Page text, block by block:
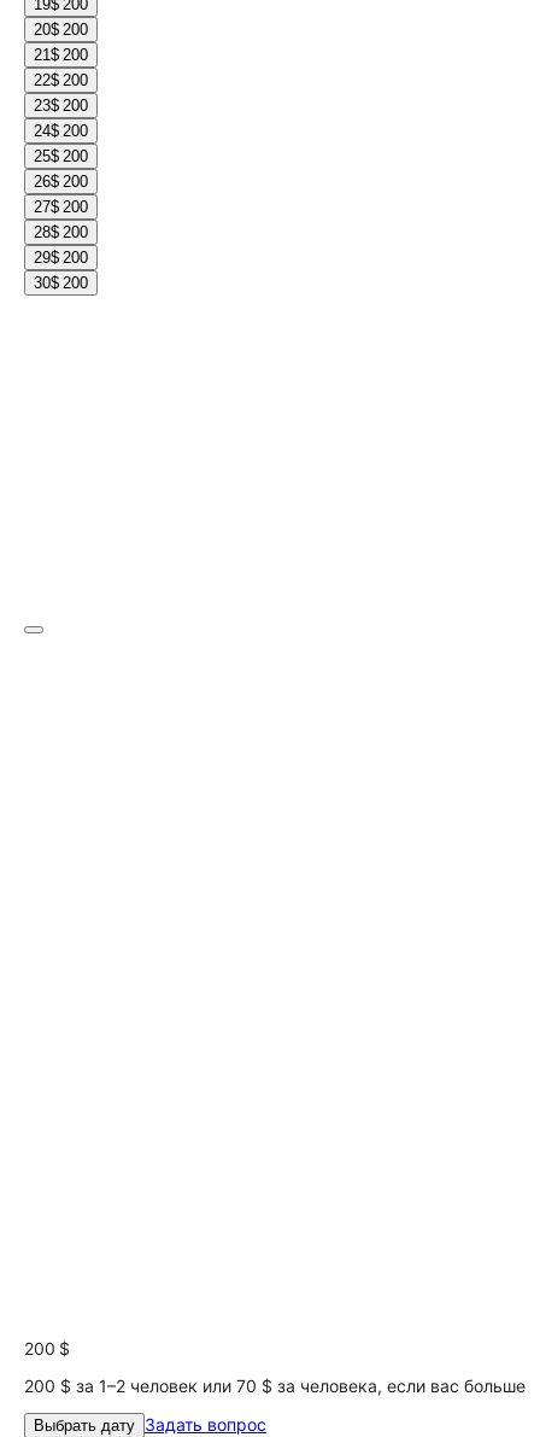
19$ 200
20$ 200
21$ 200
22$ 200
23$ 200
24$ 200
25$ 200
26$ 200
27$ 200
28$ 200
29$ 200
30$ 200
200 $
200 $ за 1–2 человек или 70 $ за человека, если вас больше
Выбрать дату Задать вопрос